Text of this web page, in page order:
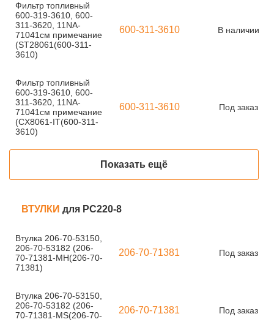
Фильтр топливный
600-319-3610, 600-
311-3620, 11NA-
71041см примечание
(ST28061(600-311-
3610)
600-311-3610 В наличии
Фильтр топливный
600-319-3610, 600-
311-3620, 11NA-
71041см примечание
(CX8061-IT(600-311-
3610)
600-311-3610 Под заказ
Показать ещё
ВТУЛКИ для PC220-8
Втулка 206-70-53150,
206-70-53182 (206-
70-71381-MH(206-70-
71381)
206-70-71381 Под заказ
Втулка 206-70-53150,
206-70-53182 (206-
70-71381-MS(206-70-
206-70-71381 Под заказ